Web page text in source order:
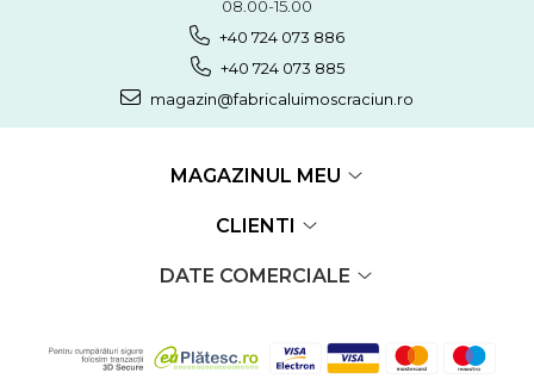
08.00-15.00
+40 724 073 886
+40 724 073 885
magazin@fabricaluimoscraciun.ro
MAGAZINUL MEU
CLIENTI
DATE COMERCIALE